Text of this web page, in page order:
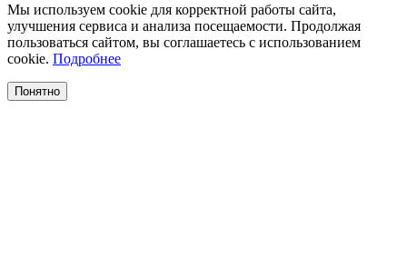
Мы используем cookie для корректной работы сайта,
улучшения сервиса и анализа посещаемости. Продолжая
пользоваться сайтом, вы соглашаетесь с использованием
cookie. Подробнее
Понятно